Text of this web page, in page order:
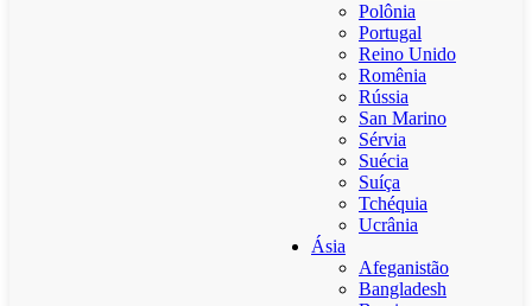
Polônia
Portugal
Reino Unido
Romênia
Rússia
San Marino
Sérvia
Suécia
Suíça
Tchéquia
Ucrânia
Ásia
Afeganistão
Bangladesh